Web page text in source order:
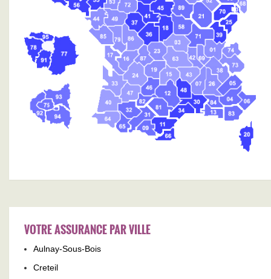
VOTRE ASSURANCE PAR VILLE
Aulnay-Sous-Bois
Creteil